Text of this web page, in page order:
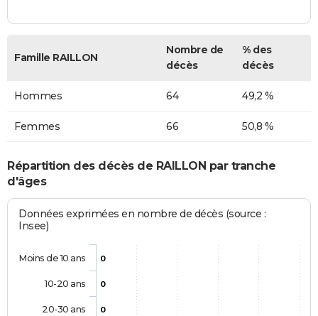
Famille RAILLON
Nombre de
décès
% des
décès
Hommes 64 49,2 %
Femmes 66 50,8 %
Répartition des décès de RAILLON par tranche
d'âges
Données exprimées en nombre de décès (source :
Insee)
0
0
0
Moins de 10 ans
10-20 ans
20-30 ans